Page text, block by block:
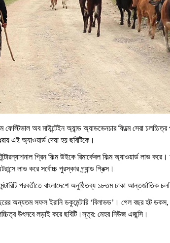
ফেস্টিভাল অব মাউন্টেইন অ্যান্ড অ্যাডভেনচার ফিল্মে সেরা
এই অ্যাওয়ার্ড দেয়া হয় ছবিটিকে।
গ্রিন ফিল্ম উইকে রিমার্কেবল ফিল্ম অ্যাওয়ার্ড লাভ করে।
লাভ করে সর্বোচ্চ পুরস্কার গ্র্যান্ড প্রিক্স।
পরবর্তীতে বাংলাদেশে অনুষ্ঠিতব্য ১৮তম ঢাকা আন্তর্জাতিক
অন্যতম সফল ইরানি ডকুমেন্টারি ‘বিলাভড’। গেল বছর হট
উৎসবে লড়াই করে ছবিটি।সূত্র: মেহর নিউজ এজন্সি।